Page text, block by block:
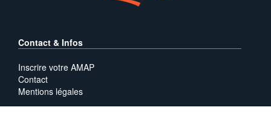
Contact & Infos
Inscrire votre AMAP
Contact
Mentions légales